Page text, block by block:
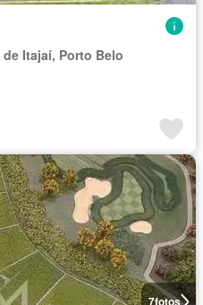
Itajaí, Porto Belo
7fotos